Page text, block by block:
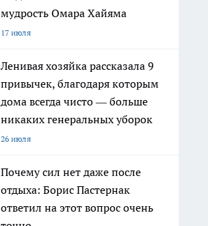
мудрость Омара Хайяма
17 июля
Ленивая хозяйка рассказала 9
привычек, благодаря которым
дома всегда чисто — больше
никаких генеральных уборок
26 июля
Почему сил нет даже после
отдыха: Борис Пастернак
ответил на этот вопрос очень